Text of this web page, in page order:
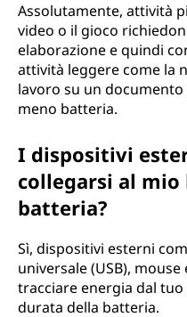
Assolutamente, attività
video o il gioco
elaborazione e quindi
attività leggere come la
lavoro su un
meno batteria.
I dispositivi
collegarsi al mio
batteria?
Sì, dispositivi esterni
universale (USB),
tracciare energia dal
durata della batteria.